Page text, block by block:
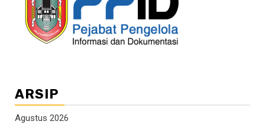
ARSIP
Agustus 2026